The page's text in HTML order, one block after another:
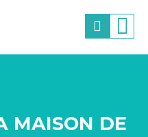
MAISON DE